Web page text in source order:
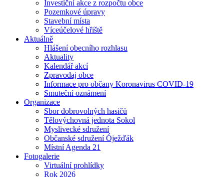
Investiční akce z rozpočtu obce
Pozemkové úpravy
Stavební místa
Víceúčelové hřiště
Aktuálně
Hlášení obecního rozhlasu
Aktuality
Kalendář akcí
Zpravodaj obce
Informace pro občany Koronavirus COVID-19
Smuteční oznámení
Organizace
Sbor dobrovolných hasičů
Tělovýchovná jednota Sokol
Myslivecké sdružení
Občanské sdružení Óježďák
Místní Agenda 21
Fotogalerie
Virtuální prohlídky
Rok 2026